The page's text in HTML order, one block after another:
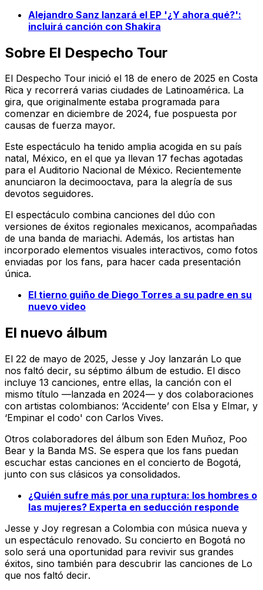
Alejandro Sanz lanzará el EP '¿Y ahora qué?':
incluirá canción con Shakira
Sobre El Despecho Tour
El Despecho Tour inició el 18 de enero de 2025 en Costa
Rica y recorrerá varias ciudades de Latinoamérica. La
gira, que originalmente estaba programada para
comenzar en diciembre de 2024, fue pospuesta por
causas de fuerza mayor.
Este espectáculo ha tenido amplia acogida en su país
natal, México, en el que ya llevan 17 fechas agotadas
para el Auditorio Nacional de México. Recientemente
anunciaron la decimooctava, para la alegría de sus
devotos seguidores.
El espectáculo combina canciones del dúo con
versiones de éxitos regionales mexicanos, acompañadas
de una banda de mariachi. Además, los artistas han
incorporado elementos visuales interactivos, como fotos
enviadas por los fans, para hacer cada presentación
única.
El tierno guiño de Diego Torres a su padre en su
nuevo video
El nuevo álbum
El 22 de mayo de 2025, Jesse y Joy lanzarán Lo que
nos faltó decir, su séptimo álbum de estudio. El disco
incluye 13 canciones, entre ellas, la canción con el
mismo título —lanzada en 2024— y dos colaboraciones
con artistas colombianos: ‘Accidente’ con Elsa y Elmar, y
‘Empinar el codo' con Carlos Vives.
Otros colaboradores del álbum son Eden Muñoz, Poo
Bear y la Banda MS. Se espera que los fans puedan
escuchar estas canciones en el concierto de Bogotá,
junto con sus clásicos ya consolidados.
¿Quién sufre más por una ruptura: los hombres o
las mujeres? Experta en seducción responde
Jesse y Joy regresan a Colombia con música nueva y
un espectáculo renovado. Su concierto en Bogotá no
solo será una oportunidad para revivir sus grandes
éxitos, sino también para descubrir las canciones de Lo
que nos faltó decir.